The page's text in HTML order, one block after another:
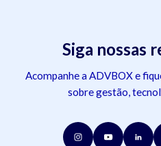
Siga nossas
Acompanhe a ADVBOX e
sobre gestão,